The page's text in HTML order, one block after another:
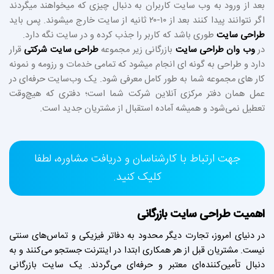
بعد از ورود به وب سایت کاربران به دنبال چیزی که میخواهند میگردند
اگر نتوانند پیدا کنند بعد از ۱۰-۲۰ ثانیه از سایت خارج میشوند. پس باید
طراحی سایت طوری باشد که کاربر را جذب کرده و در سایت نگه دارد.
دروب وانطراحی سایت بازرگانی زیر مجموعه طراحی سایت شرکتی قرار
دارد و طراحی به گونه ای انجام میشود که تمامی خدمات و رزومه و نمونه
کار های مجموعه شما به طور کامل معرفی شود. یک وب‌سایت حرفه‌ای در
عمل همان دفتر مرکزی آنلاین شرکت شما است؛ دفتری که هیچ‌وقت
تعطیل نمی‌شود و همیشه آماده استقبال از مشتریان جدید است.
جهت ارتباط با کارشناسان و دریافت مشاوره، لطفا
کلیک کنید.
اهمیتطراحی سایتبازرگانی
در دنیای امروز، تجارت دیگر محدود به دفاتر فیزیکی و تماس‌های سنتی
نیست. مشتریان قبل از هر همکاری ابتدا در اینترنت جستجو می‌کنند و به
دنبال تأمین‌کننده‌ای معتبر و حرفه‌ای می‌گردند. یک سایت بازرگانی